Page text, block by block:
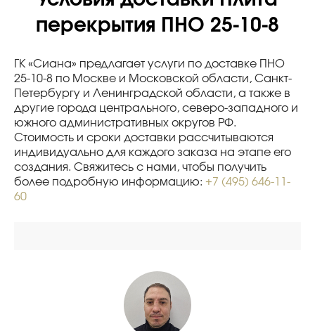
перекрытия ПНО 25-10-8
ГК «Сиана» предлагает услуги по доставке ПНО
25-10-8 по Москве и Московской области, Санкт-
Петербургу и Ленинградской области, а также в
другие города центрального, северо-западного и
южного административных округов РФ.
Стоимость и сроки доставки рассчитываются
индивидуально для каждого заказа на этапе его
создания. Свяжитесь с нами, чтобы получить
более подробную информацию: +7 (495) 646-11-
60